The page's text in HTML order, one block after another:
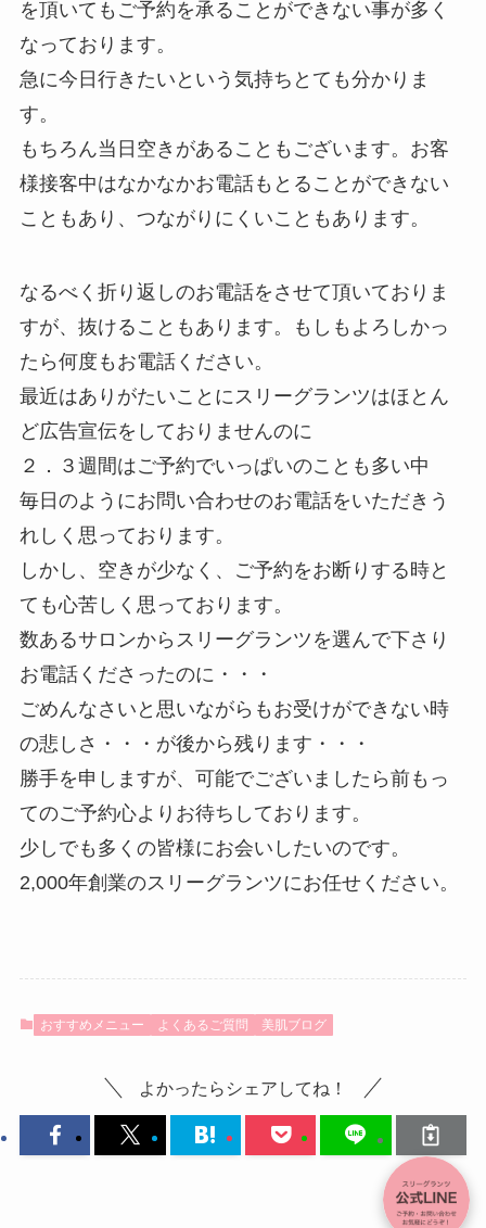
を頂いてもご予約を承ることができない事が多く
なっております。
急に今日行きたいという気持ちとても分かりま
す。
もちろん当日空きがあることもございます。お客
様接客中はなかなかお電話もとることができない
こともあり、つながりにくいこともあります。
なるべく折り返しのお電話をさせて頂いておりま
すが、抜けることもあります。もしもよろしかっ
たら何度もお電話ください。
最近はありがたいことにスリーグランツはほとん
ど広告宣伝をしておりませんのに
２．３週間はご予約でいっぱいのことも多い中
毎日のようにお問い合わせのお電話をいただきう
れしく思っております。
しかし、空きが少なく、ご予約をお断りする時と
ても心苦しく思っております。
数あるサロンからスリーグランツを選んで下さり
お電話くださったのに・・・
ごめんなさいと思いながらもお受けができない時
の悲しさ・・・が後から残ります・・・
勝手を申しますが、可能でございましたら前もっ
てのご予約心よりお待ちしております。
少しでも多くの皆様にお会いしたいのです。
2,000年創業のスリーグランツにお任せください。
おすすめメニュー よくあるご質問 美肌ブログ
よかったらシェアしてね！